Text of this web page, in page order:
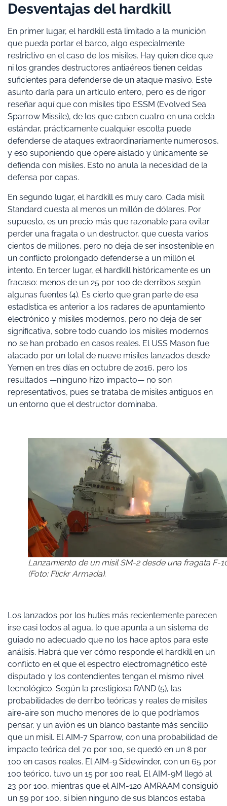
Desventajas del hardkill
En primer lugar, el hardkill está limitado a la munición
que pueda portar el barco, algo especialmente
restrictivo en el caso de los misiles. Hay quien dice que
ni los grandes destructores antiaéreos tienen celdas
suficientes para defenderse de un ataque masivo. Este
asunto daría para un artículo entero, pero es de rigor
reseñar aquí que con misiles tipo ESSM (Evolved Sea
Sparrow Missile), de los que caben cuatro en una celda
estándar, prácticamente cualquier escolta puede
defenderse de ataques extraordinariamente numerosos,
y eso suponiendo que opere aislado y únicamente se
defienda con misiles. Esto no anula la necesidad de la
defensa por capas.
En segundo lugar, el hardkill es muy caro. Cada misil
Standard cuesta al menos un millón de dólares. Por
supuesto, es un precio más que razonable para evitar
perder una fragata o un destructor, que cuesta varios
cientos de millones, pero no deja de ser insostenible en
un conflicto prolongado defenderse a un millón el
intento. En tercer lugar, el hardkill históricamente es un
fracaso: menos de un 25 por 100 de derribos según
algunas fuentes (4). Es cierto que gran parte de esa
estadística es anterior a los radares de apuntamiento
electrónico y misiles modernos, pero no deja de ser
significativa, sobre todo cuando los misiles modernos
no se han probado en casos reales. El USS Mason fue
atacado por un total de nueve misiles lanzados desde
Yemen en tres días en octubre de 2016, pero los
resultados —ninguno hizo impacto— no son
representativos, pues se trataba de misiles antiguos en
un entorno que el destructor dominaba.
Lanzamiento de un misil SM-2 desde una fragata F-
(Foto: Flickr Armada).
Los lanzados por los hutíes más recientemente parecen
irse casi todos al agua, lo que apunta a un sistema de
guiado no adecuado que no los hace aptos para este
análisis. Habrá que ver cómo responde el hardkill en un
conflicto en el que el espectro electromagnético esté
disputado y los contendientes tengan el mismo nivel
tecnológico. Según la prestigiosa RAND (5), las
probabilidades de derribo teóricas y reales de misiles
aire-aire son mucho menores de lo que podríamos
pensar, y un avión es un blanco bastante más sencillo
que un misil. El AIM-7 Sparrow, con una probabilidad de
impacto teórica del 70 por 100, se quedó en un 8 por
100 en casos reales. El AIM-9 Sidewinder, con un 65 por
100 teórico, tuvo un 15 por 100 real. El AIM-9M llegó al
23 por 100, mientras que el AIM-120 AMRAAM consiguió
un 59 por 100, si bien ninguno de sus blancos estaba